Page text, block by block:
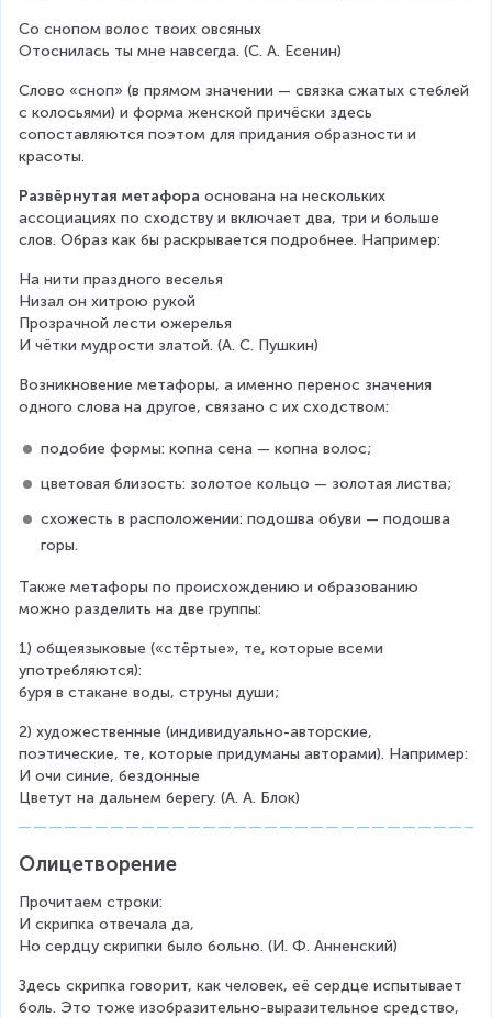
Со снопом волос твоих овсяных
Отоснилась ты мне навсегда. (С. А. Есенин)
Слово «сноп» (в прямом значении — связка сжатых стеблей
с колосьями) и форма женской причёски здесь
сопоставляются поэтом для придания образности и
красоты.
Развёрнутая метафора основана на нескольких
ассоциациях по сходству и включает два, три и больше
слов. Образ как бы раскрывается подробнее. Например:
На нити праздного веселья
Низал он хитрою рукой
Прозрачной лести ожерелья
И чётки мудрости златой. (А. С. Пушкин)
Возникновение метафоры, а именно перенос значения
одного слова на другое, связано с их сходством:
подобие формы: копна сена — копна волос;
цветовая близость: золотое кольцо — золотая листва;
схожесть в расположении: подошва обуви — подошва
горы.
Также метафоры по происхождению и образованию
можно разделить на две группы:
1) общеязыковые («стёртые», те, которые всеми
употребляются):
буря в стакане воды, струны души;
2) художественные (индивидуально-авторские,
поэтические, те, которые придуманы авторами). Например:
И очи синие, бездонные
Цветут на дальнем берегу. (А. А. Блок)
Олицетворение
Прочитаем строки:
И скрипка отвечала да,
Но сердцу скрипки было больно. (И. Ф. Анненский)
Здесь скрипка говорит, как человек, её сердце испытывает
боль. Это тоже изобразительно-выразительное средство,